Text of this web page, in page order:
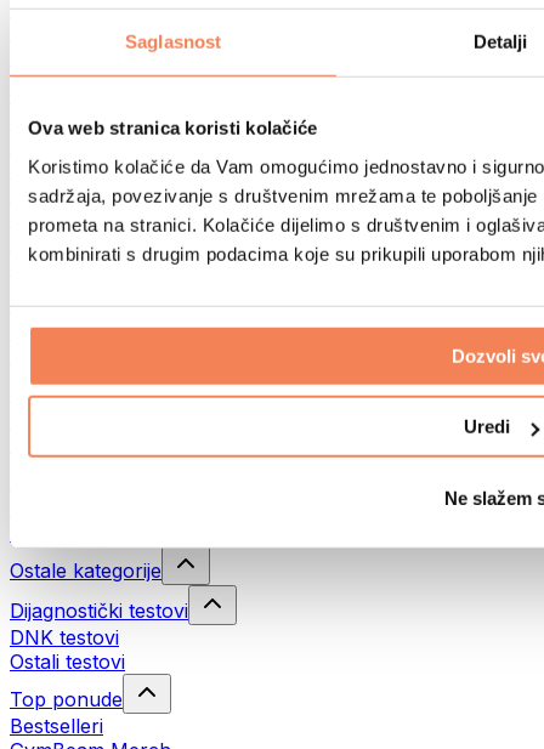
Saglasnost Detalji
Ova web stranica koristi kolačiće
Koristimo kolačiće da Vam omogućimo jednostavno i
sadržaja, povezivanje s društvenim mrežama te
prometa na stranici. Kolačiće dijelimo s društvenim i
kombinirati s drugim podacima koje su prikupili uporabom
Dozvoli
Uredi
Ne slažem
Torbe za hranu
Sportske torbe
Trčanje
Biciklizam
Joga i pilates
Kupanje hladnom vodom
Plivanje
Planinarenje
Biohacking
Terapija crvenim svjetlom
Eko kućanstvo
Ostale kategorije
Dijagnostički testovi
DNK testovi
Ostali testovi
Top ponude
Bestselleri